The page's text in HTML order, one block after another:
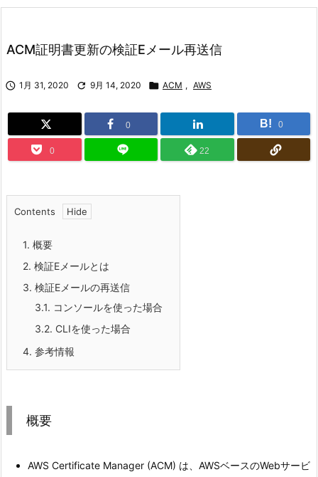
ACM証明書更新の検証Eメール再送信
 1月 31, 2020  9月 14, 2020  ACM , AWS
0 B! 0
0 22
Contents
1. 概要
2. 検証Eメールとは
3. 検証Eメールの再送信
3.1. コンソールを使った場合
3.2. CLIを使った場合
4. 参考情報
概要
AWS Certificate Manager (ACM) は、AWSベースのWebサービ